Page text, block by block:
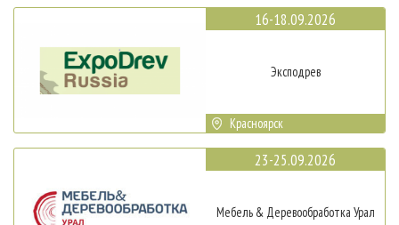
16-18.09.2026
Эксподрев
Красноярск
23-25.09.2026
Мебель & Деревообработка Урал